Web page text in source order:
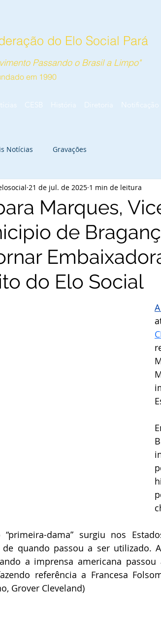
do Elo Social Pará
Passando o Brasil a Limpo"
em 1990
CESB História Diretoria Notificação
Notícias Gravações
Marques,
de
do Elo Social
21 de jul. de 2025 1 min de leitura
“primeira-dama” surgiu nos
de quando passou a ser utilizado.
a imprensa americana
referência a Francesa
Grover Cleveland)